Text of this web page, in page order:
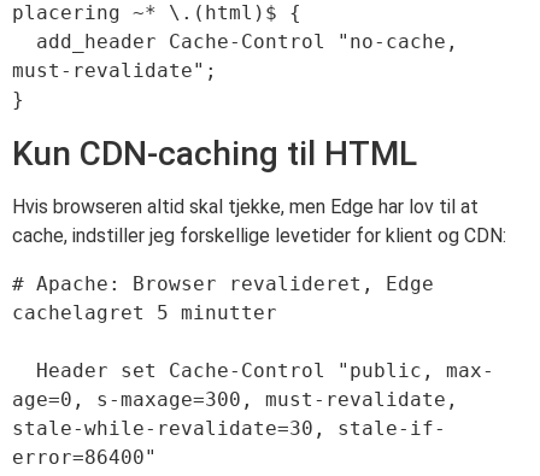
placering ~* \.(html)$ {
must-revalidate";
Kun CDN-caching til HTML
Hvis browseren altid skal tjekke, men Edge har lov til at
cache, indstiller jeg forskellige levetider for klient og CDN:
# Apache: Browser revalideret, Edge
cachelagret 5 minutter
age=0, s-maxage=300, must-revalidate,
stale-while-revalidate=30, stale-if-
error=86400"